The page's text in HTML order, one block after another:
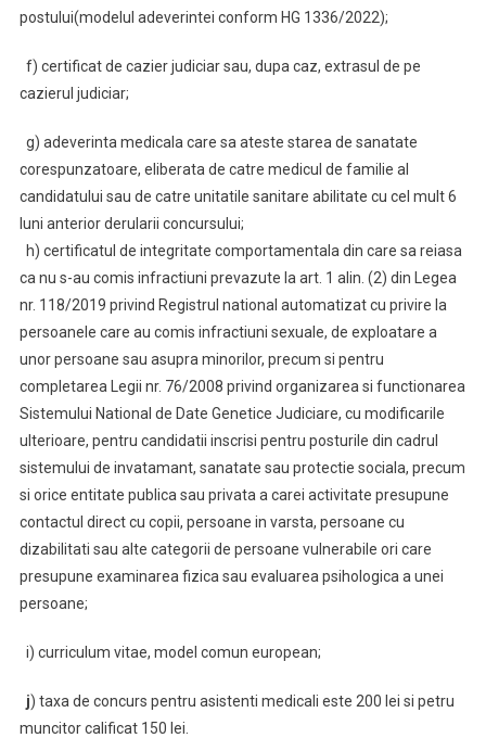
postului(modelul adeverintei conform HG 1336/2022);
f) certificat de cazier judiciar sau, dupa caz, extrasul de pe
cazierul judiciar;
g) adeverinta medicala care sa ateste starea de sanatate
corespunzatoare, eliberata de catre medicul de familie al
candidatului sau de catre unitatile sanitare abilitate cu cel mult 6
luni anterior derularii concursului;
h) certificatul de integritate comportamentala din care sa reiasa
ca nu s-au comis infractiuni prevazute la art. 1 alin. (2) din Legea
nr. 118/2019 privind Registrul national automatizat cu privire la
persoanele care au comis infractiuni sexuale, de exploatare a
unor persoane sau asupra minorilor, precum si pentru
completarea Legii nr. 76/2008 privind organizarea si functionarea
Sistemului National de Date Genetice Judiciare, cu modificarile
ulterioare, pentru candidatii inscrisi pentru posturile din cadrul
sistemului de invatamant, sanatate sau protectie sociala, precum
si orice entitate publica sau privata a carei activitate presupune
contactul direct cu copii, persoane in varsta, persoane cu
dizabilitati sau alte categorii de persoane vulnerabile ori care
presupune examinarea fizica sau evaluarea psihologica a unei
persoane;
i) curriculum vitae, model comun european;
j) taxa de concurs pentru asistenti medicali este 200 lei si petru
muncitor calificat 150 lei.